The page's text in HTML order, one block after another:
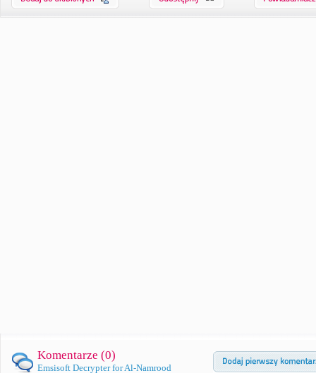
Komentarze (0)
Emsisoft Decrypter for Al-Namrood